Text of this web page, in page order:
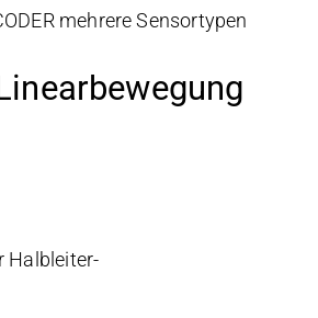
mehrere Sensortypen
Halbleiter-